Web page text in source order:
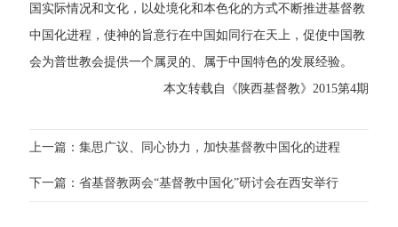
国实际情况和文化，以处境化和本色化的方式不断推进基督教
中国化进程，使神的旨意行在中国如同行在天上，促使中国教
会为普世教会提供一个属灵的、属于中国特色的发展经验。
本文转载自《陕西基督教》2015第4期
上一篇：集思广议、同心协力，加快基督教中国化的进程
下一篇：省基督教两会“基督教中国化”研讨会在西安举行